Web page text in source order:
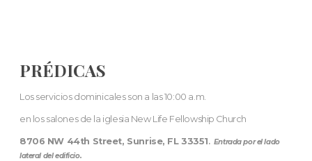
PRÉDICAS
Los servicios dominicales son a las 10:00 a.m.
en los salones de la iglesia New Life Fellowship Church
8706 NW 44th Street, Sunrise, FL 33351. Entrada por el lado
lateral del edificio.